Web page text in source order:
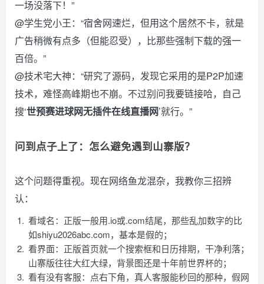
一场没落下！”
@学生党小王：“宿舍网速烂，但用这个居然不卡，就是
广告稍微有点多（但能忍受），比那些强制下载的强一
百倍。”
@技术宅大神：“研究了源码，发现它采用的是P2P加速
技术，难怪高峰期也不崩。不过别问我要链接哈，自己
搜‘世预赛进球网无插件在线直播网’就行。”
问到点子上了：怎么避免遇到山寨版？
这个问题得重视。现在网络鱼龙混杂，我教你三招辨
认：
看域名：正版一般用.io或.com结尾，那些乱加数字的比
如shiyu2026abc.com，基本是假的；
看界面：正版首页就一个搜索框和日历排期，干净利落；
山寨版往往大红大绿，背景图还是十年前世界杯的；
看有没有客服：点右下角，真人客服能秒回的那种，假网